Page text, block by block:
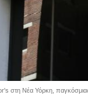
στη Νέα Υόρκη, παγκόσμιας